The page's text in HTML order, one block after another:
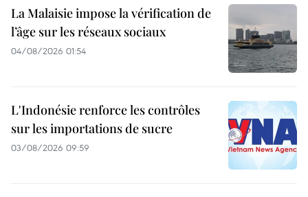
La Malaisie impose la vérification de
l’âge sur les réseaux sociaux
04/08/2026 01:54
L'Indonésie renforce les contrôles
sur les importations de sucre
03/08/2026 09:59